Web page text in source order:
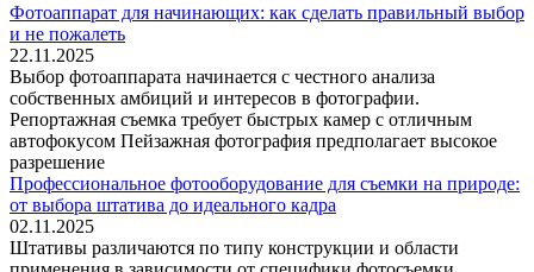
Фотоаппарат для начинающих: как сделать правильный выбор
и не пожалеть
22.11.2025
Выбор фотоаппарата начинается с честного анализа
собственных амбиций и интересов в фотографии.
Репортажная съемка требует быстрых камер с отличным
автофокусом Пейзажная фотография предполагает высокое
разрешение
Профессиональное фотооборудование для съемки на природе:
от выбора штатива до идеального кадра
02.11.2025
Штативы различаются по типу конструкции и области